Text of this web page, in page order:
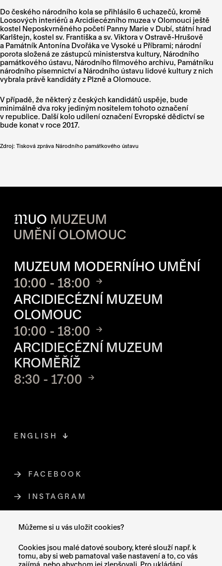
Můžeme si u vás uložit cookies?
Cookies jsou malé datové soubory, které slouží např. k
tomu, aby si web pamatoval vaše nastavení a to, co vás
zajímá, nebo abychom jej zlepšovali. Pro ukládání
Do českého národního kola se přihlásilo 6 uchazečů, kromě
Loosových interiérů a Arcidiecézního muzea v Olomouci ještě
kostel Neposkvrněného početí Panny Marie v Dubí, státní hrad
Karlštejn, kostel sv. Františka a sv. Viktora v Ostravě-Hrušově
a Památník Antonína Dvořáka ve Vysoké u Příbrami; národní
porota složená ze zástupců ministerstva kultury, Národního
památkového ústavu, Národního filmového archivu, Památníku
národního písemnictví a Národního ústavu lidové kultury z nich
vybrala právě kandidáty z Plzně a Olomouce.
V případě, že některý z českých kandidátů uspěje, bude
minimálně dva roky jediným nositelem tohoto označení
v republice. Další kolo udílení označení Evropské dědictví se
bude konat v roce 2017.
Zdroj: Tisková zpráva Národního památkového ústavu
MUO MUZEUM
UMĚNÍ OLOMOUC
MUZEUM MODERNÍHO UMĚNÍ
10:00 - 18:00
ARCIDIECÉZNÍ MUZEUM
OLOMOUC
10:00 - 18:00
ARCIDIECÉZNÍ MUZEUM
KROMĚŘÍŽ
8:30 - 17:00
FACEBOOKODKAZ SE OTEVŘE NA NOVÉ
INSTAGRAMODKAZ SE OTEVŘE NA NOVÉ
ENGLISH